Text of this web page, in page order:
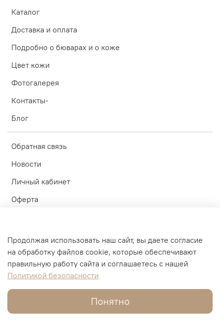
В корзину
Каталог
Доставка и оплата
Подробно о бюварах и о коже
Цвет кожи
Фотогалерея
Контакты-
Блог
Обратная связь
Новости
Личный кабинет
Оферта
© ИП Блинков А.А. 2010-2026
Продолжая использовать наш сайт, вы даете согласие
на обработку файлов cookie, которые обеспечивают
правильную работу сайта и соглашаетесь с нашей
Политикой безопасности
Понятно